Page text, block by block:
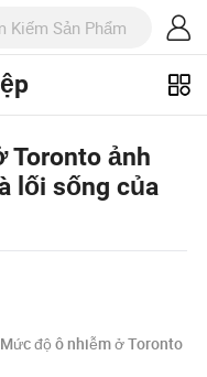
Toronto ảnh
lối sống của
Mức độ ô nhiễm ở Toronto